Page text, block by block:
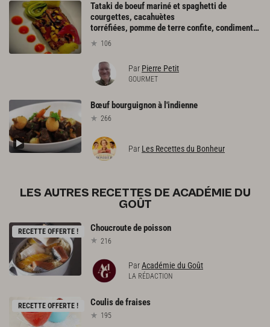
Tataki de boeuf mariné et spaghetti de
courgettes, cacahuètes
torréfiées, pomme de terre confite, condiment poivron, oignons pickles
106
Par Pierre Petit
GOURMET
Bœuf bourguignonà l'indienne
266
Par Les Recettes du Bonheur
LES AUTRES RECETTES DE ACADÉMIE DU
GOÛT
RECETTE OFFERTE ! Choucroutedepoisson
216
ParAcadémie du Goût
LA RÉDACTION
RECETTE OFFERTE ! Coulisdefraises
195